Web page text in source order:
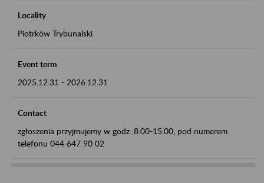
Locality
Piotrków Trybunalski
Event term
2025.12.31 - 2026.12.31
Contact
zgłoszenia przyjmujemy w godz. 8:00-15:00, pod numerem
telefonu 044 647 90 02